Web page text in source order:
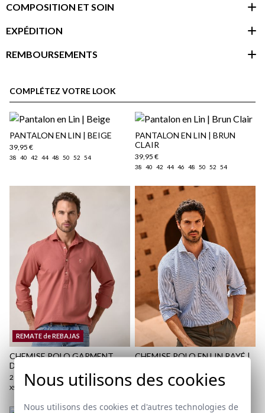
COMPOSITION ET SOIN
EXPÉDITION
Politique d'expédition
REMBOURSEMENTS
ici
ici
COMPLÉTEZ VOTRE LOOK
PANTALON EN LIN | BEIGE
39,95 €
38 40 42 44 48 50 52 54
PANTALON EN LIN | BRUN
CLAIR
39,95 €
38 40 42 44 46 48 50 52 54
REMATE de REBAJAS
CHEMISE POLO GARMENT
DYED | TUILE
29,95 € / 39,95 €
XS M XL XXL
CHEMISE POLO EN LIN RAYÉ |
29,95 € / 39,95 €
3XL
Nous utilisons des cookies
Nous utilisons des cookies et d'autres technologies de